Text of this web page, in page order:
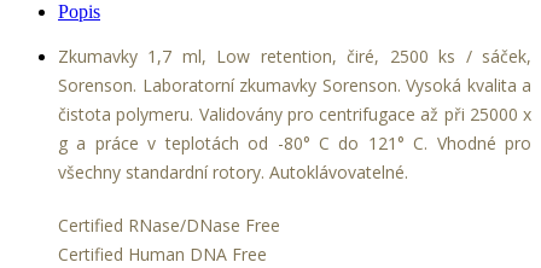
Popis
Zkumavky 1,7 ml, Low retention, čiré, 2500 ks / sáček,
Sorenson. Laboratorní zkumavky Sorenson. Vysoká kvalita a
čistota polymeru. Validovány pro centrifugace až při 25000 x
g a práce v teplotách od -80° C do 121° C. Vhodné pro
všechny standardní rotory. Autoklávovatelné.
Certified RNase/DNase Free
Certified Human DNA Free